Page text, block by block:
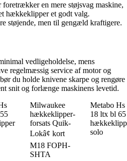
en mere støjsvag maskine,
hækkeklipper et godt valg.
støjende, men til gengæld kraftigere.
vedligeholdelse, mens
regelmæssig service af motor og
du holde knivene skarpe og rengøre
snit og forlænge maskinens levetid.
Milwaukee
hækkeklipper-
forsats Quik-
Lokâ¢ kort
M18 FOPH-
SHTA
Metabo Hs
18 ltx bl 65
solo